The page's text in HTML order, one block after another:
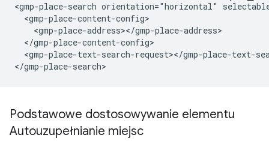
<gmp-place-search orientation="horizontal"
  <gmp-place-content-config>
    <gmp-place-address></gmp-place-address>
  </gmp-place-content-config>
<gmp-place-text-search-request></gmp-place-text-
Podstawowe dostosowywanie elementu
Autouzupełnianie miejsc